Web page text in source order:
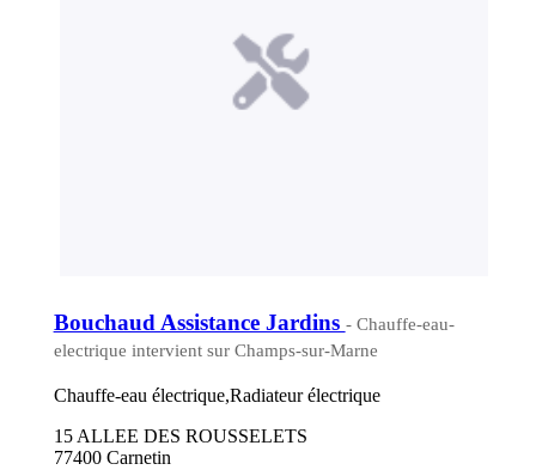
Bouchaud Assistance Jardins - Chauffe-eau-
electrique intervient sur Champs-sur-Marne
Chauffe-eau électrique,Radiateur électrique
15 ALLEE DES ROUSSELETS
77400 Carnetin